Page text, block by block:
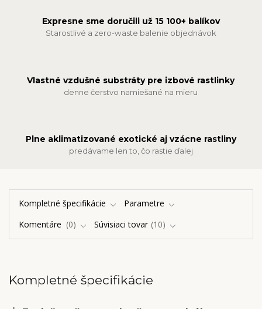
Expresne sme doručili už 15 100+ balíkov
Starostlivé a zero-waste balenie objednávok
Vlastné vzdušné substráty pre izbové rastlinky
denne čerstvo namiešané na mieru
Plne aklimatizované exotické aj vzácne rastliny
predávame len to, čo rastie ďalej
Kompletné špecifikácie
Parametre
Komentáre
0 Súvisiaci tovar 10
Kompletné špecifikácie